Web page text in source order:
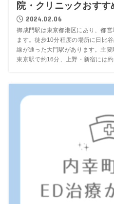
院・クリニックおす
2024.02.06
御成門駅は東京都港区にあり、都
ます。徒歩10分程度の場所に日比
線が通った大門駅があります。主要
東京駅で約16分、上野・新宿には約